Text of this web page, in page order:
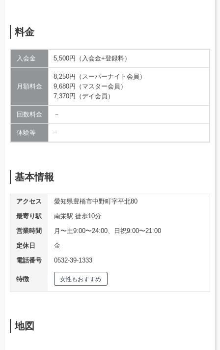
料金
入会金 5,500円（入会金+登録料）
月額料金
8,250円（スーパーナイト会員）
9,680円（マスター会員）
7,370円（デイ会員）
回数料金 －
体験等 –
基本情報
アクセス
愛知県豊橋市中野町字平北80
最寄り駅
南栄駅 徒歩10分
営業時間
月〜土9:00〜24:00、日祝9:00〜21:00
定休日
金
電話番号
0532-39-1333
特徴 女性もおすすめ
地図